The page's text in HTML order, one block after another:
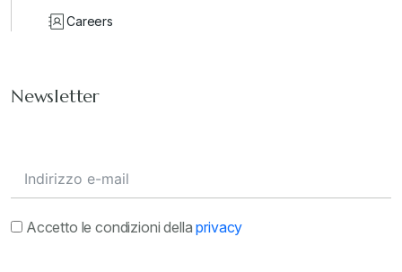
Careers
Newsletter
Accetto le condizioni dellaprivacy